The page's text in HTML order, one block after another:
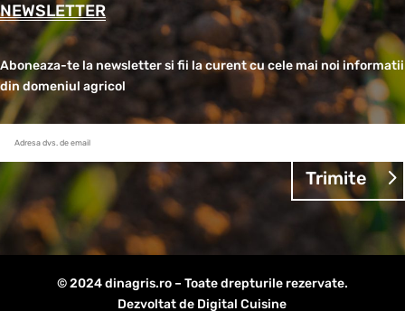
NEWSLETTER
Aboneaza-te la newsletter si fii la curent cu cele mai noi informatii
din domeniul agricol
Trimite
© 2024 dinagris.ro – Toate drepturile rezervate.
Dezvoltat de Digital Cuisine